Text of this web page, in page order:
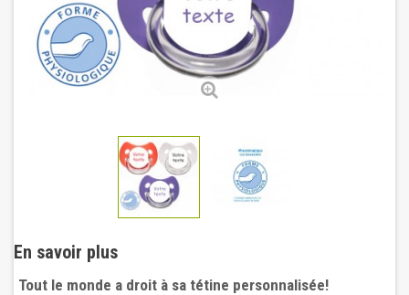
En savoir plus
Tout le monde a droit à sa tétine personnalisée!